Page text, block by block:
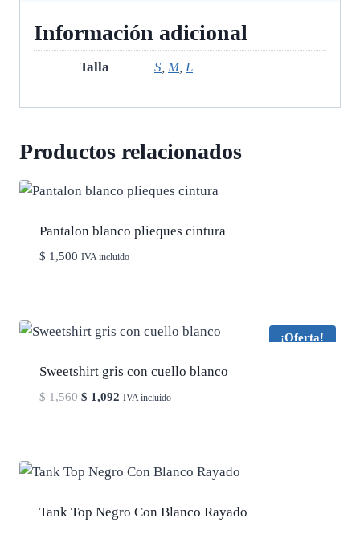
Información adicional
Talla S, M, L
Productos relacionados
Pantalon blanco plieques cintura
$ 1,500 IVA incluido
¡Oferta!
Sweetshirt gris con cuello blanco
$1,560 El
$ 1,560.
$ 1,092El
$ 1,092.
IVA incluido
Tank Top Negro Con Blanco Rayado